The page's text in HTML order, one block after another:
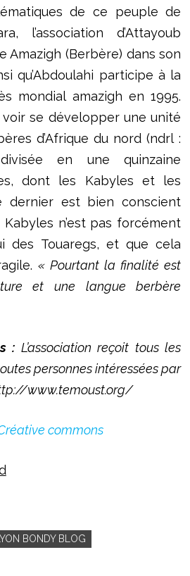
de ce peuple de
l’association d’Attayoub
Amazigh (Berbère) dans son
qu’Abdoulahi participe à la
mondial amazigh en 1995.
se développer une unité
d’Afrique du nord (ndrl :
en une quinzaine
dont les Kabyles et les
dernier est bien conscient
n’est pas forcément
des Touaregs, et que cela
« Pourtant la finalité est
et une langue berbère
: L’association reçoit tous les
personnes intéressées par
www.temoust.org/
commons
LYON BONDY BLOG